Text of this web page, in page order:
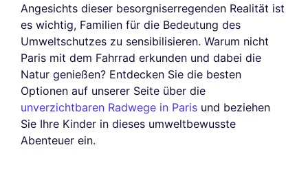
Angesichts dieser besorgniserregenden Realität ist
es wichtig, Familien für die Bedeutung des
Umweltschutzes zu sensibilisieren. Warum nicht
Paris mit dem Fahrrad erkunden und dabei die
Natur genießen? Entdecken Sie die besten
Optionen auf unserer Seite über die
unverzichtbaren Radwege in Paris und beziehen
Sie Ihre Kinder in dieses umweltbewusste
Abenteuer ein.